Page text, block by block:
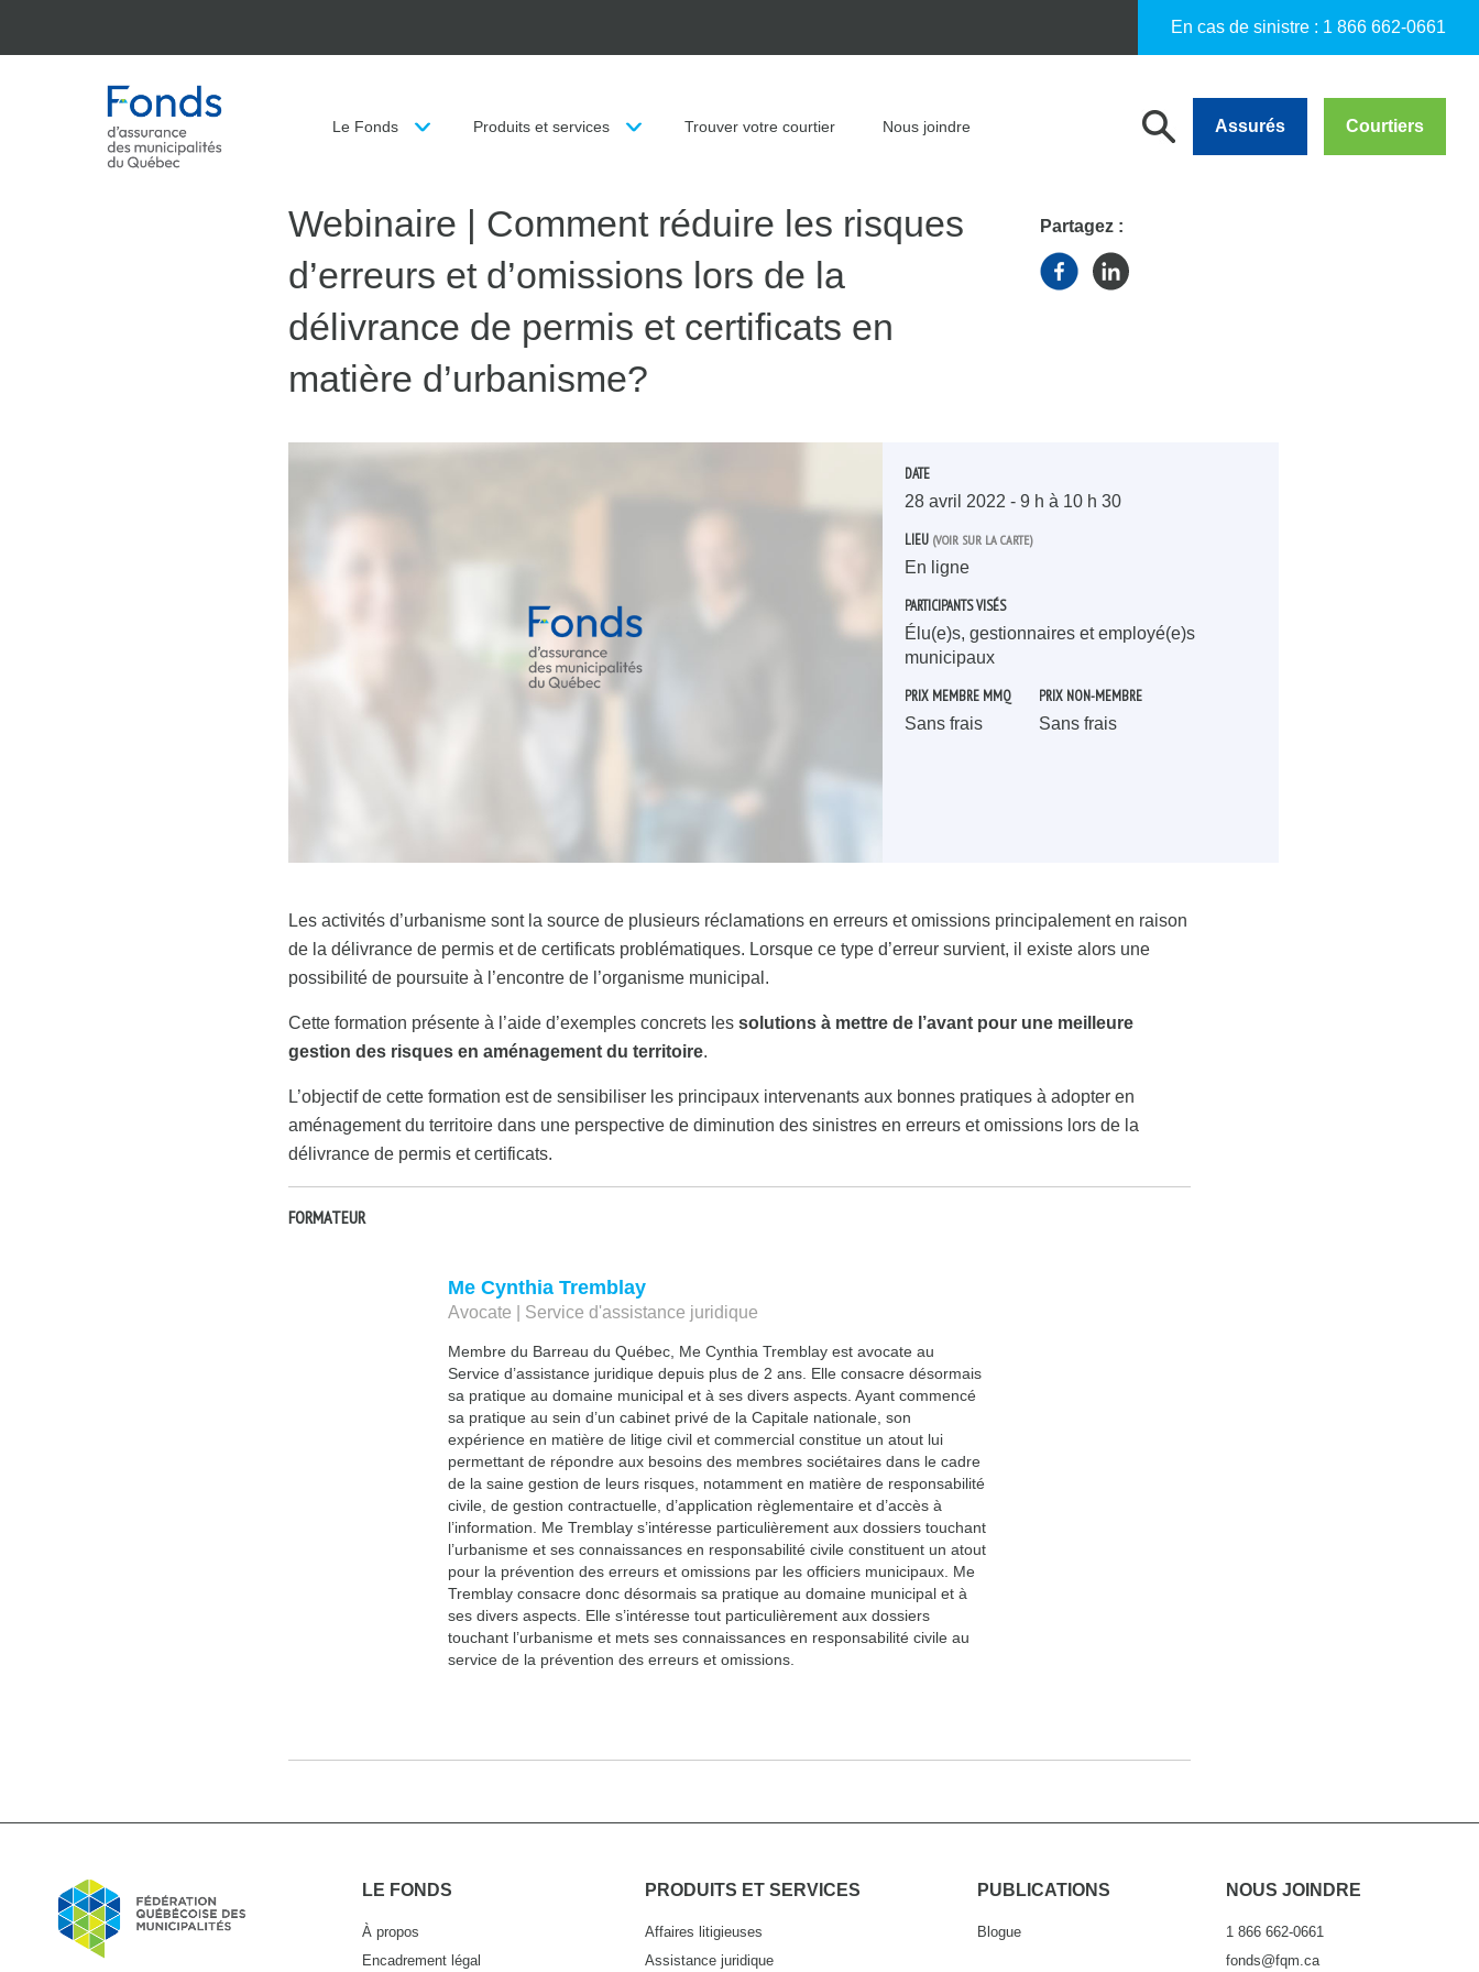
En cas de sinistre : 1 866 662-0661
Le Fonds Produits et services Trouver votre courtier Nous joindre Assurés Courtiers
Webinaire | Comment réduire les risques
d’erreurs et d’omissions lors de la
délivrance de permis et certificats en
matière d’urbanisme?
Partagez :
DATE
28 avril 2022 - 9 h à 10 h 30
LIEU (VOIR SUR LA CARTE)
En ligne
PARTICIPANTS VISÉS
Élu(e)s, gestionnaires et employé(e)s
municipaux
PRIX MEMBRE MMQ
Sans frais
PRIX NON-MEMBRE
Sans frais
Les activités d’urbanisme sont la source de plusieurs réclamations en erreurs et omissions principalement en raison
de la délivrance de permis et de certificats problématiques. Lorsque ce type d’erreur survient, il existe alors une
possibilité de poursuite à l’encontre de l’organisme municipal.
Cette formation présente à l’aide d’exemples concrets les solutions à mettre de l’avant pour une meilleure
gestion des risques en aménagement du territoire.
L’objectif de cette formation est de sensibiliser les principaux intervenants aux bonnes pratiques à adopter en
aménagement du territoire dans une perspective de diminution des sinistres en erreurs et omissions lors de la
délivrance de permis et certificats.
FORMATEUR
Me Cynthia Tremblay
Avocate | Service d'assistance juridique
Membre du Barreau du Québec, Me Cynthia Tremblay est avocate au
Service d’assistance juridique depuis plus de 2 ans. Elle consacre désormais
sa pratique au domaine municipal et à ses divers aspects. Ayant commencé
sa pratique au sein d’un cabinet privé de la Capitale nationale, son
expérience en matière de litige civil et commercial constitue un atout lui
permettant de répondre aux besoins des membres sociétaires dans le cadre
de la saine gestion de leurs risques, notamment en matière de responsabilité
civile, de gestion contractuelle, d’application règlementaire et d’accès à
l’information. Me Tremblay s’intéresse particulièrement aux dossiers touchant
l’urbanisme et ses connaissances en responsabilité civile constituent un atout
pour la prévention des erreurs et omissions par les officiers municipaux. Me
Tremblay consacre donc désormais sa pratique au domaine municipal et à
ses divers aspects. Elle s’intéresse tout particulièrement aux dossiers
touchant l’urbanisme et mets ses connaissances en responsabilité civile au
service de la prévention des erreurs et omissions.
LE FONDS
À propos
Encadrement légal
PRODUITS ET SERVICES
Affaires litigieuses
Assistance juridique
PUBLICATIONS
Blogue
NOUS JOINDRE
1 866 662-0661
fonds@fqm.ca